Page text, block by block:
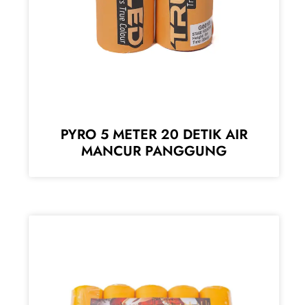
PYRO 5 METER 20 DETIK AIR
MANCUR PANGGUNG